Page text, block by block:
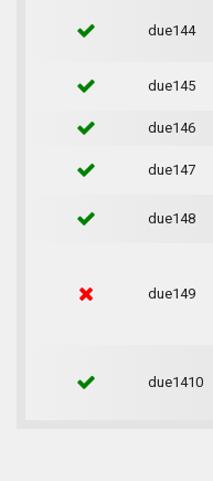
due144
due145
due146
due147
due148
due149
due1410